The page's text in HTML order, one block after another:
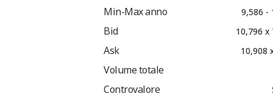
Min-Max anno 9,586 -
Bid 10,796 x
Ask 10,908
Volume totale
Controvalore